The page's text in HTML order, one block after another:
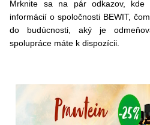
Mrknite sa na pár odkazov, kde
informácií o spoločnosti BEWIT,
do budúcnosti, aký je
spolupráce máte k dispozícii.